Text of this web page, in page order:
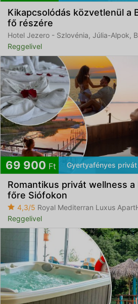
Kikapcsolódás közvetlenül a
fő részére
Hotel Jezero - Szlovénia, Júlia-Alpok,
Reggelivel
69 900 Ft Gyertyafényes
Romantikus privát wellness
főre Siófokon
4,3/5 Royal Mediterran Luxus
Reggelivel